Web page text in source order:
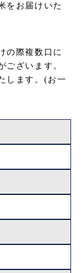
をお届けいた
の際複数口に
ございます。
します。(お一